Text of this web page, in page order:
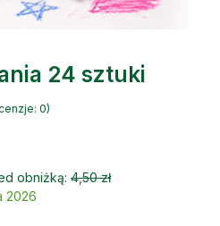
24 sztuki
0)
obniżką: 4,50 zł
2026